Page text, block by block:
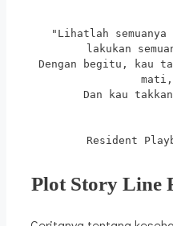
"Lihatlah
lakukan
Dengan begitu, kau
Dan kau
Resident
Plot Story Line